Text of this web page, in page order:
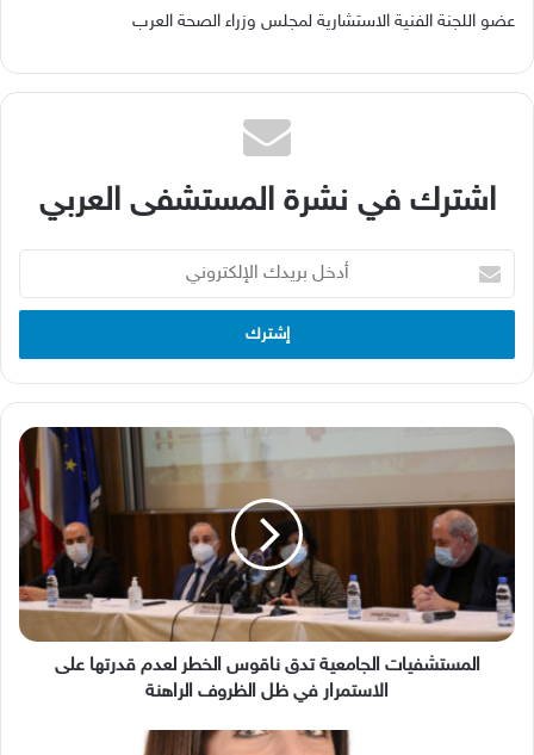
عضو اللجنة الفنية الاستشارية لمجلس وزراء الصحة العرب
اشترك في نشرة المستشفى العربي
بريدك
الإلكتروني
المستشفيات
لعدم
قدرتها
على
الاستمرار
المستشفيات الجامعية تدق ناقوس الخطر لعدم قدرتها على
الاستمرار في ظل الظروف الراهنة